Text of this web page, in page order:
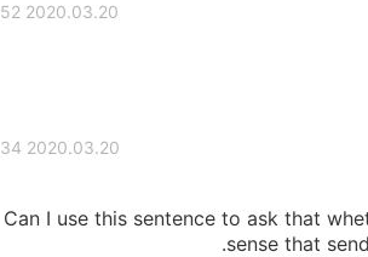
2020.03.20 08:52
2020.03.20 08:34
Can I use this sentence to ask that
sense that